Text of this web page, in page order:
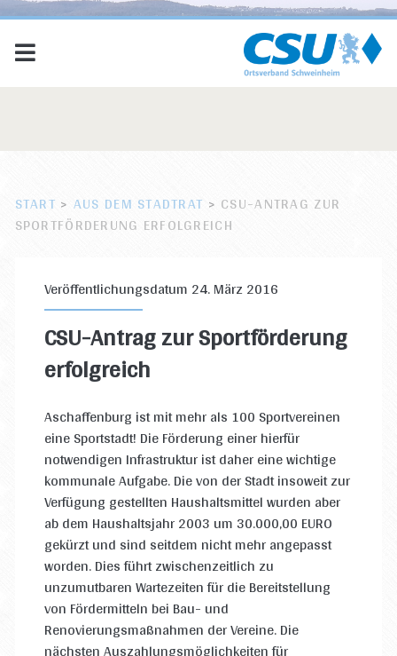
START > AUS DEM STADTRAT > CSU-ANTRAG ZUR
SPORTFÖRDERUNG ERFOLGREICH
Veröffentlichungsdatum 24. März 2016
CSU-Antrag zur Sportförderung
erfolgreich
Aschaffenburg ist mit mehr als 100 Sportvereinen
eine Sportstadt! Die Förderung einer hierfür
notwendigen Infrastruktur ist daher eine wichtige
kommunale Aufgabe. Die von der Stadt insoweit zur
Verfügung gestellten Haushaltsmittel wurden aber
ab dem Haushaltsjahr 2003 um 30.000,00 EURO
gekürzt und sind seitdem nicht mehr angepasst
worden. Dies führt zwischenzeitlich zu
unzumutbaren Wartezeiten für die Bereitstellung
von Fördermitteln bei Bau- und
Renovierungsmaßnahmen der Vereine. Die